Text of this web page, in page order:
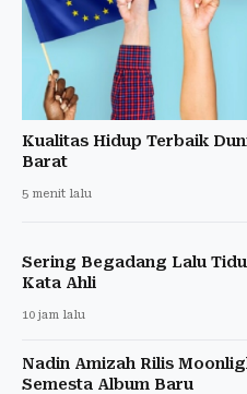
Kualitas Hidup Terbaik
Barat
5 menit lalu
Sering Begadang Lalu
Kata Ahli
10 jam lalu
Nadin Amizah Rilis
Semesta Album Baru